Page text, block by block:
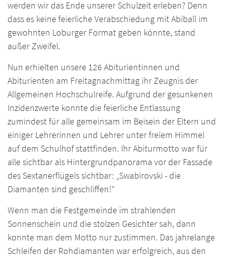
werden wir das Ende unserer Schulzeit erleben? Denn
dass es keine feierliche Verabschiedung mit Abiball im
gewohnten Loburger Format geben könnte, stand
außer Zweifel.
Nun erhielten unsere 126 Abiturientinnen und
Abiturienten am Freitagnachmittag ihr Zeugnis der
Allgemeinen Hochschulreife. Aufgrund der gesunkenen
Inzidenzwerte konnte die feierliche Entlassung
zumindest für alle gemeinsam im Beisein der Eltern und
einiger Lehrerinnen und Lehrer unter freiem Himmel
auf dem Schulhof stattfinden. Ihr Abiturmotto war für
alle sichtbar als Hintergrundpanorama vor der Fassade
des Sextanerflügels sichtbar: „Swabirovski - die
Diamanten sind geschliffen!“
Wenn man die Festgemeinde im strahlenden
Sonnenschein und die stolzen Gesichter sah, dann
konnte man dem Motto nur zustimmen. Das jahrelange
Schleifen der Rohdiamanten war erfolgreich, aus den